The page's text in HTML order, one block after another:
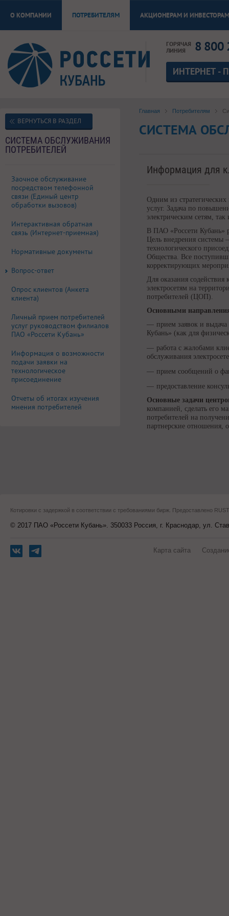
О КОМПАНИИ ПОТРЕБИТЕЛЯМ АКЦИОНЕРАМ И ИНВЕСТОРАМ
ГОРЯЧАЯ
ЛИНИЯ
8 800
ИНТЕРНЕТ -
Главная Потребителям
СИСТЕМА
Информация для
Одним из
услуг. Задача по
электрическим сетям,
В ПАО «Россети Кубань»
Цель внедрения системы
технологического
Общества. Все
корректирующих
Для оказания
электросетям на
потребителей (ЦОП).
Основными
прием заявок и
Кубань» (как для
работа с жалобами
обслуживания
прием сообщений о
предоставление
Основные задачи
компанией, сделать его
потребителей на
партнерские отношения,
ВЕРНУТЬСЯ В РАЗДЕЛ
СИСТЕМА ОБСЛУЖИВАНИЯ
ПОТРЕБИТЕЛЕЙ
Заочное обслуживание
посредством телефонной
связи (Единый центр
обработки вызовов)
Интерактивная обратная
связь (Интернет-приемная)
Нормативные документы
Вопрос-ответ
Опрос клиентов (Анкета
клиента)
Личный прием потребителей
услуг руководством филиалов
ПАО «Россети Кубань»
Информация о возможности
подачи заявки на
технологическое
присоединение
Отчеты об итогах изучения
мнения потребителей
Котировки с задержкой в соответствии с требованиями бирж. Предоставлено
© 2017 ПАО «Россети Кубань». 350033 Россия, г. Краснодар, ул.
Карта сайта